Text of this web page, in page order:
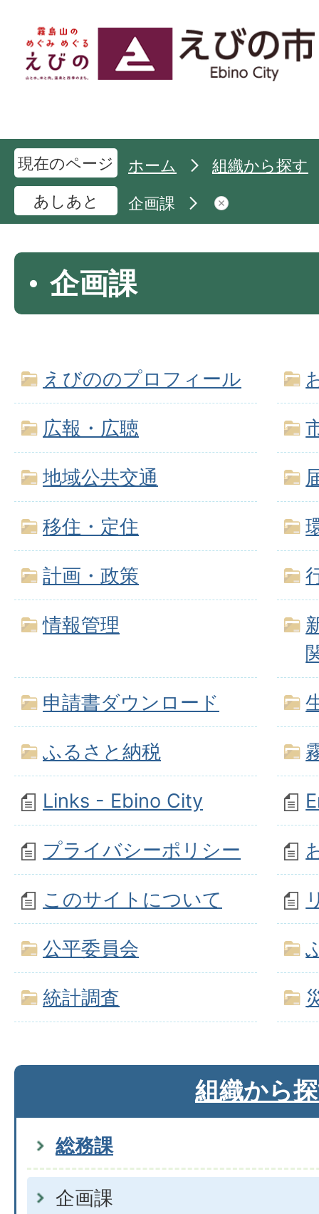
現在のページ ホーム
組織から探す
あしあと
企画課
企画課
えびののプロフィール
広報・広聴
地域公共交通
移住・定住
計画・政策
情報管理
申請書ダウンロード
ふるさと納税
Links - Ebino City
プライバシーポリシー
このサイトについて
公平委員会
統計調査
組織から
総務課
企画課